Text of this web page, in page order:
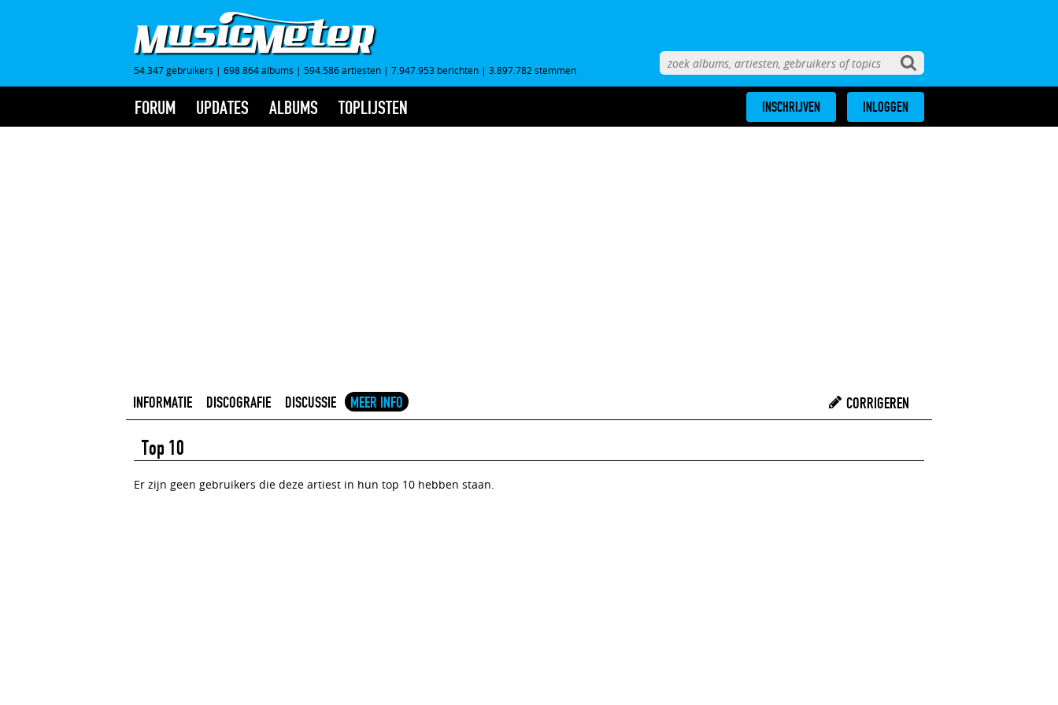
54.347 gebruikers | 698.864 albums | 594.586 artiesten | 7.947.953 berichten | 3.897.782 stemmen
FORUM UPDATES ALBUMS TOPLIJSTEN INSCHRIJVEN INLOGGEN
INFORMATIE DISCOGRAFIE DISCUSSIE MEER INFO CORRIGEREN
Top 10
Er zijn geen gebruikers die deze artiest in hun top 10 hebben staan.